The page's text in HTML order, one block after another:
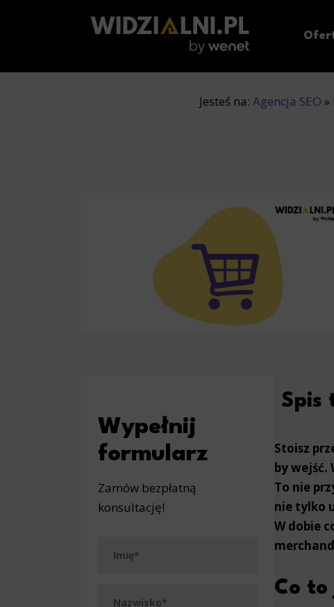
Jesteś na: Agencja SEO »
Wypełnij
formularz
Zamów bezpłatną
konsultację!
Spis
Stoisz
by wejść.
To nie
nie tylko
W dobie
Co to